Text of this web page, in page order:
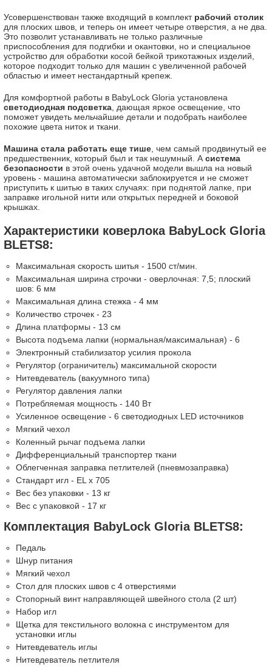
Усовершенствован также входящий в комплект рабочий столик
для плоских швов, и теперь он имеет четыре отверстия, а не два.
Это позволит устанавливать не только различные
приспособления для подгибки и окантовки, но и специальное
устройство для обработки косой бейкой трикотажных изделий,
которое подходит только для машин с увеличенной рабочей
областью и имеет нестандартный крепеж.
Для комфортной работы в BabyLock Gloria установлена
светодиодная подсветка , дающая яркое освещение, что
поможет увидеть мельчайшие детали и подобрать наиболее
похожие цвета ниток и ткани.
Машина стала работать еще тише , чем самый продвинутый ее
предшественник, который был и так нешумный. А система
безопасности в этой очень удачной модели вышла на новый
уровень - машина автоматически заблокируется и не сможет
приступить к шитью в таких случаях: при поднятой лапке, при
заправке игольной нити или открытых передней и боковой
крышках.
Характеристики коверлока BabyLock Gloria
BLETS8:
Максимальная скорость шитья - 1500 ст/мин.
Максимальная ширина строчки - оверлочная: 7,5; плоский
шов: 6 мм
Максимальная длина стежка - 4 мм
Количество строчек - 23
Длина платформы - 13 см
Высота подъема лапки (нормальная/максимальная) - 6
Электронный стабилизатор усилия прокола
Регулятор (ограничитель) максимальной скорости
Нитевдеватель (вакуумного типа)
Регулятор давления лапки
Потребляемая мощность - 140 Вт
Усиленное освещение - 6 светодиодных LED источников
Мягкий чехол
Коленный рычаг подъема лапки
Дифференциальный транспортер ткани
Облегченная заправка петлителей (пневмозаправка)
Стандарт игл - EL x 705
Вес без упаковки - 13 кг
Вес с упаковкой - 17 кг
Комплектация BabyLock Gloria BLETS8:
Педаль
Шнур питания
Мягкий чехол
Стол для плоских швов с 4 отверстиями
Стопорный винт направляющей швейного стола (2 шт)
Набор игл
Щетка для текстильного волокна с инструментом для
установки иглы
Нитевдеватель иглы
Нитевдеватель петлителя